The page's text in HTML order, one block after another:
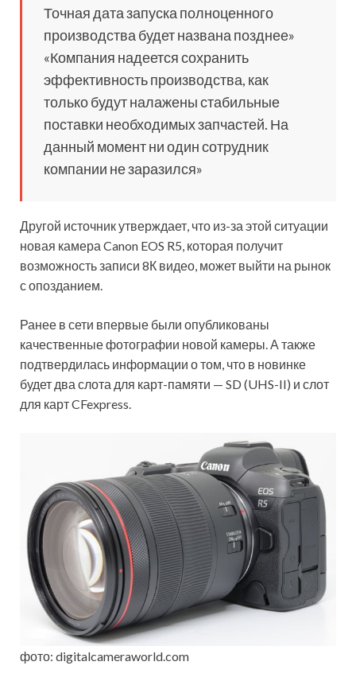
Точная дата запуска полноценного
производства будет названа позднее»
«Компания надеется сохранить
эффективность производства, как
только будут налажены стабильные
поставки необходимых запчастей. На
данный момент ни один сотрудник
компании не заразился»
Другой источник утверждает, что из-за этой ситуации
новая камера Canon EOS R5, которая получит
возможность записи 8К видео, может выйти на рынок
с опозданием.
Ранее в сети впервые были опубликованы
качественные фотографии новой камеры. А также
подтвердилась информации о том, что в новинке
будет два слота для карт-памяти — SD (UHS-II) и слот
для карт CFexpress.
фото: digitalcameraworld.com